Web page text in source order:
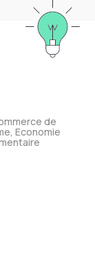
de
Economie